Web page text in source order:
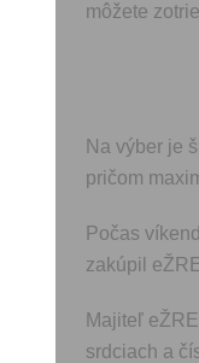
môžete
Na výber je
pričom
Počas
zakúpil
Majiteľ
srdciach a